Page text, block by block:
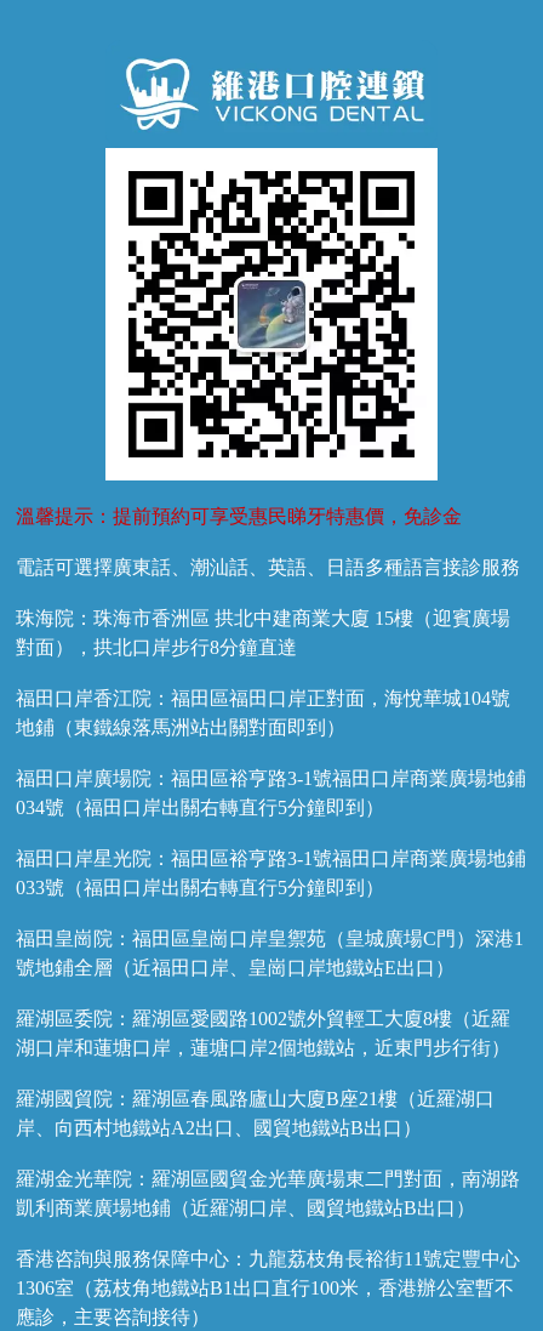
牙齦萎縮
溫馨提示：提前預約可享受惠民睇牙特惠價，免診金
電話可選擇廣東話、潮汕話、英語、日語多種語言接診服務
珠海院：珠海市香洲區 拱北中建商業大廈 15樓（迎賓廣場
對面），拱北口岸步行8分鐘直達
福田口岸香江院：福田區福田口岸正對面，海悅華城104號
地鋪（東鐵線落馬洲站出關對面即到）
福田口岸廣場院：福田區裕亨路3-1號福田口岸商業廣場地鋪
034號（福田口岸出關右轉直行5分鐘即到）
福田口岸星光院：福田區裕亨路3-1號福田口岸商業廣場地鋪
033號（福田口岸出關右轉直行5分鐘即到）
福田皇崗院：福田區皇崗口岸皇禦苑（皇城廣場C門）深港1
號地鋪全層（近福田口岸、皇崗口岸地鐵站E出口）
羅湖區委院：羅湖區愛國路1002號外貿輕工大廈8樓（近羅
湖口岸和蓮塘口岸，蓮塘口岸2個地鐵站，近東門步行街）
羅湖國貿院：羅湖區春風路廬山大廈B座21樓（近羅湖口
岸、向西村地鐵站A2出口、國貿地鐵站B出口）
羅湖金光華院：羅湖區國貿金光華廣場東二門對面，南湖路
凱利商業廣場地鋪（近羅湖口岸、國貿地鐵站B出口）
香港咨詢與服務保障中心：九龍荔枝角長裕街11號定豐中心
1306室（荔枝角地鐵站B1出口直行100米，香港辦公室暫不
應診，主要咨詢接待）